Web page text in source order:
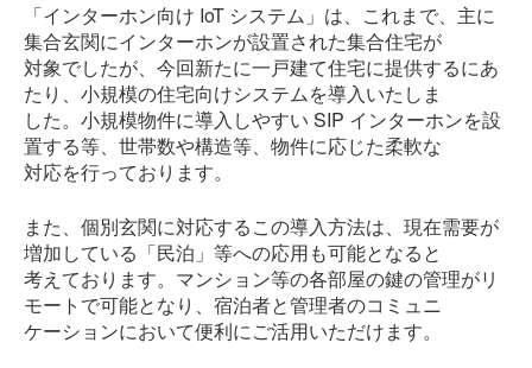
「インターホン向け IoT システム」は、これまで、主に
集合玄関にインターホンが設置された集合住宅が
対象でしたが、今回新たに一戸建て住宅に提供するにあ
たり、小規模の住宅向けシステムを導入いたしま
した。小規模物件に導入しやすい SIP インターホンを設
置する等、世帯数や構造等、物件に応じた柔軟な
対応を行っております。
また、個別玄関に対応するこの導入方法は、現在需要が
増加している「民泊」等への応用も可能となると
考えております。マンション等の各部屋の鍵の管理がリ
モートで可能となり、宿泊者と管理者のコミュニ
ケーションにおいて便利にご活用いただけます。